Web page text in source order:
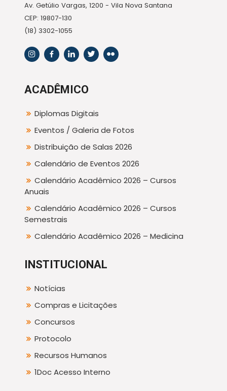
Av. Getúlio Vargas, 1200 - Vila Nova Santana
CEP: 19807-130
(18) 3302-1055
ACADÊMICO
Diplomas Digitais
Eventos / Galeria de Fotos
Distribuição de Salas 2026
Calendário de Eventos 2026
Calendário Acadêmico 2026 – Cursos
Anuais
Calendário Acadêmico 2026 – Cursos
Semestrais
Calendário Acadêmico 2026 – Medicina
INSTITUCIONAL
Notícias
Compras e Licitações
Concursos
Protocolo
Recursos Humanos
1Doc Acesso Interno